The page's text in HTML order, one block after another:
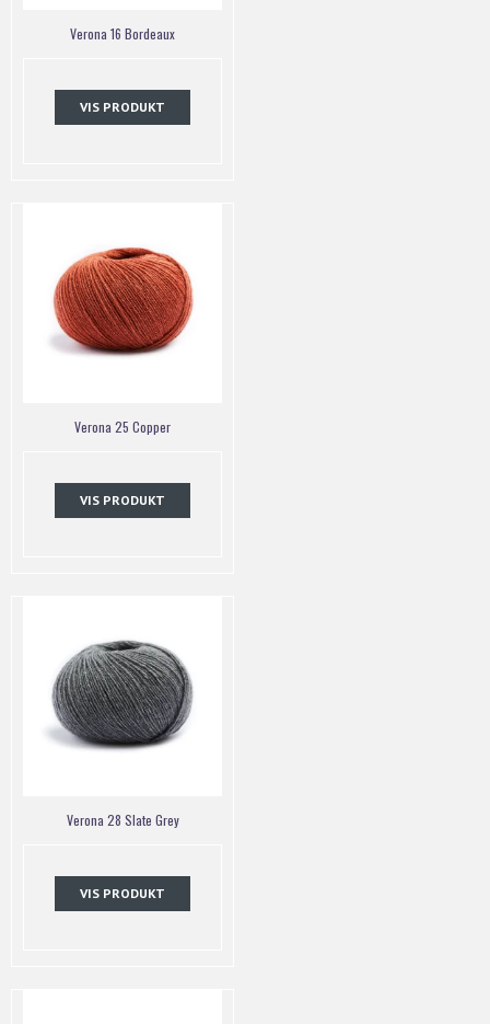
Verona 16 Bordeaux
VIS PRODUKT
Verona 25 Copper
VIS PRODUKT
Verona 28 Slate Grey
VIS PRODUKT